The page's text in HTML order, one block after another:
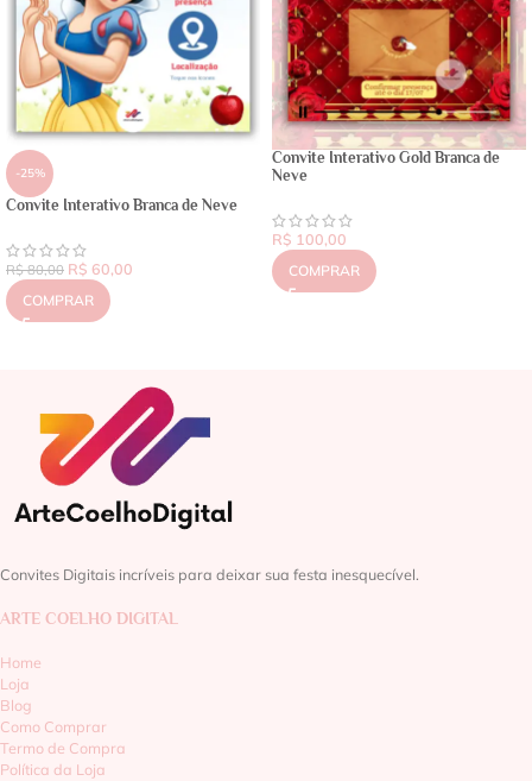
-25%
Convite Interativo Branca de Neve
R$80,00 R$ 60,00
COMPRAR
Convite Interativo Gold Branca de
Neve
R$ 100,00
COMPRAR
Convites Digitais incríveis para deixar sua festa inesquecível.
ARTE COELHO DIGITAL
Home
Loja
Blog
Como Comprar
Termo de Compra
Política da Loja